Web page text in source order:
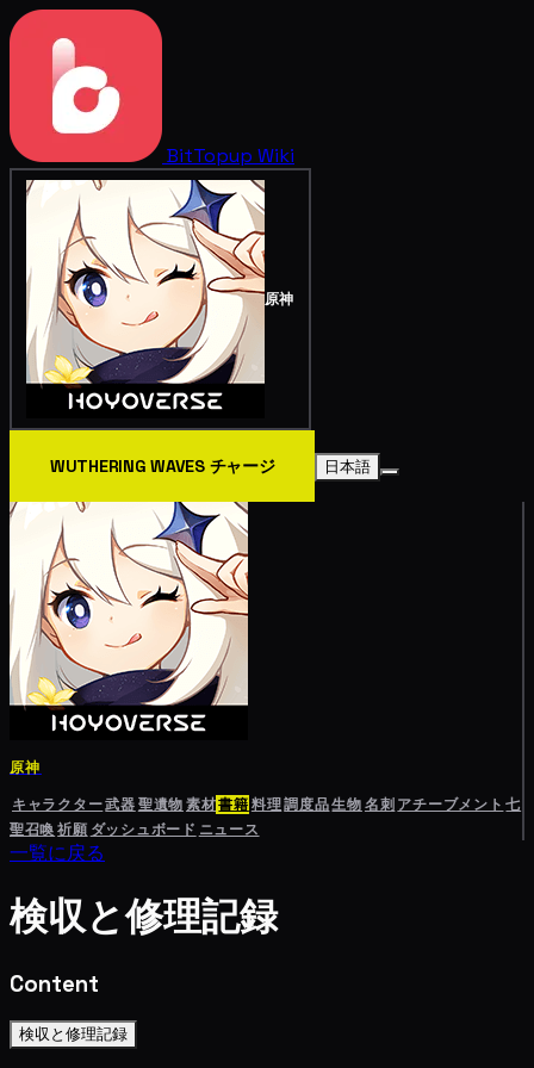
BitTopup Wiki
原神
WUTHERING WAVES チャージ 日本語
原神
キャラクター武器聖遺物素材書籍料理調度品生物名刺 アチーブメント 七
聖召喚祈願 ダッシュボード ニュース
一覧に戻る
検収と修理記録
Content
検収と修理記録